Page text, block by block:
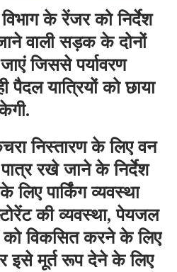
के रेंजर को निर्देश
वाली सड़क के दोनों
जिससे पर्यावरण
पैदल यात्रियों को छाया
निस्तारण के लिए वन
पात्र रखे जाने के निर्देश
लिए पार्किंग व्यवस्था
की व्यवस्था, पेयजल
विकसित करने के लिए
इसे मूर्त रूप देने के लिए